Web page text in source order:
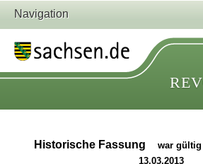
Navigation
Historische Fassung
war gültig
13.03.2013